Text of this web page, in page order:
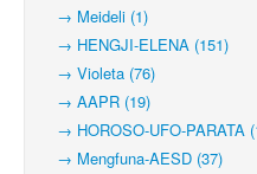
→ Meideli (1)
→ HENGJI-ELENA (151)
→ Violeta (76)
→ AAPR (19)
→ HOROSO-UFO-PARATA
→ Mengfuna-AESD (37)